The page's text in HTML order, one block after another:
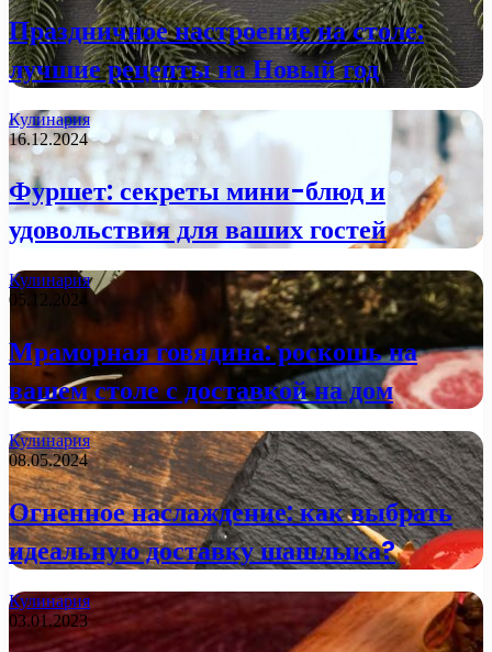
Праздничное настроение на столе:
лучшие рецепты на Новый год
Кулинария
16.12.2024
Фуршет: секреты мини-блюд и
удовольствия для ваших гостей
Кулинария
05.12.2024
Мраморная говядина: роскошь на
вашем столе с доставкой на дом
Кулинария
08.05.2024
Огненное наслаждение: как выбрать
идеальную доставку шашлыка?
Кулинария
03.01.2023